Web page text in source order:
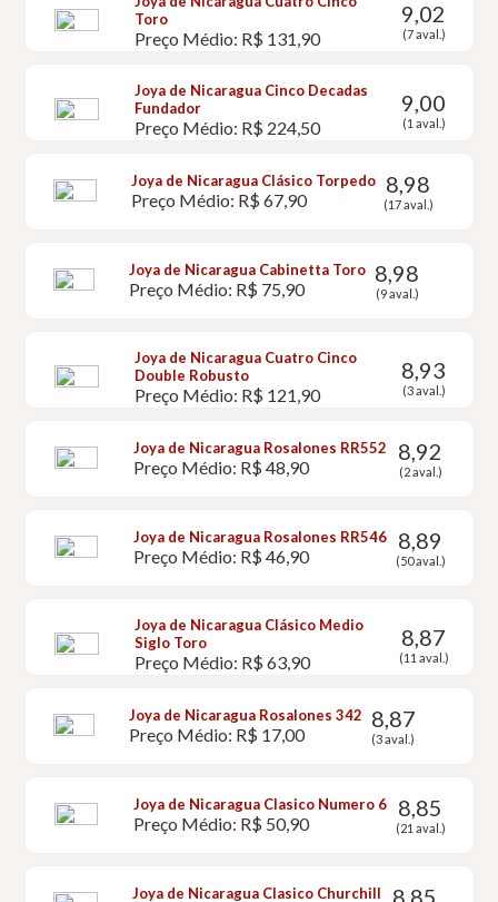
Toro
Preço Médio: R$ 131,90
9,02
(7 aval.)
Joya de Nicaragua Cinco Decadas
Fundador
Preço Médio: R$ 224,50
9,00
(1 aval.)
Joya de Nicaragua Clásico Torpedo
Preço Médio: R$ 67,90
8,98
(17 aval.)
Joya de Nicaragua Cabinetta Toro
Preço Médio: R$ 75,90
8,98
(9 aval.)
Joya de Nicaragua Cuatro Cinco
Double Robusto
Preço Médio: R$ 121,90
8,93
(3 aval.)
Joya de Nicaragua Rosalones RR552
Preço Médio: R$ 48,90
8,92
(2 aval.)
Joya de Nicaragua Rosalones RR546
Preço Médio: R$ 46,90
8,89
(50 aval.)
Joya de Nicaragua Clásico Medio
Siglo Toro
Preço Médio: R$ 63,90
8,87
(11 aval.)
Joya de Nicaragua Rosalones 342
Preço Médio: R$ 17,00
8,87
(3 aval.)
Joya de Nicaragua Clasico Numero 6
Preço Médio: R$ 50,90
8,85
(21 aval.)
Joya de Nicaragua Clasico Churchill 8,85